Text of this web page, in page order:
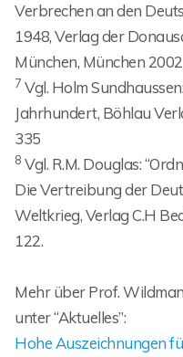
Verbrechen an den
1948, Verlag der
München, München
7 Vgl. Holm
Jahrhundert, Böhlau
335
8 Vgl. R.M. Douglas:
Die Vertreibung der
Weltkrieg, Verlag C.H
122.
Mehr über Prof.
unter “Aktuelles”:
Hohe Auszeichnungen